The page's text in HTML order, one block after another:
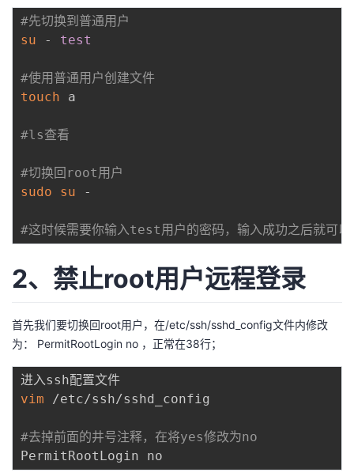
#先切换到普通用户
su - test
#使用普通用户创建文件
touch a
#ls查看
#切换回root用户
sudo
su -
#这时候需要你输入test用户的密码，输入成功之后就可
2、禁止root用户远程登录
首先我们要切换回root用户，在/etc/ssh/sshd_config文件内修改
为： PermitRootLogin no ，正常在38行；
vim /etc/ssh/sshd_config
#去掉前面的井号注释，在将yes修改为no